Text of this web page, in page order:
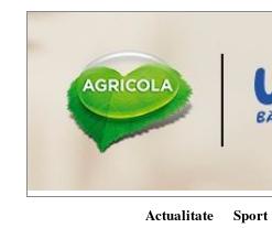
Actualitate Sport